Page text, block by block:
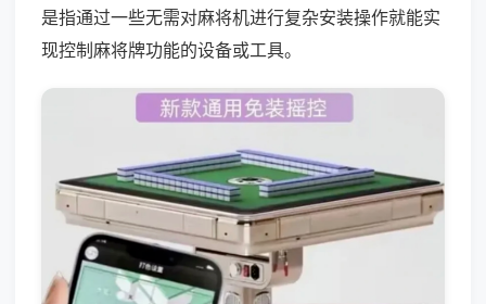
是指通过一些无需对麻将机进行复杂安装操作就能实
现控制麻将牌功能的设备或工具。